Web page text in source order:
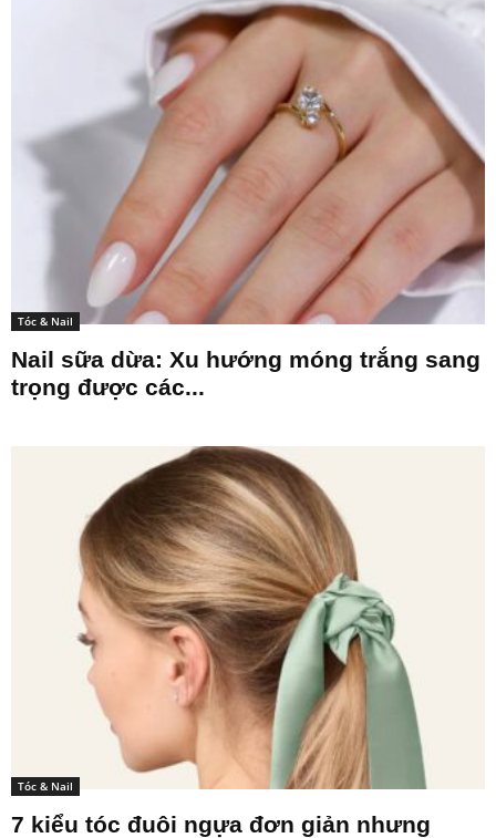
Tóc & Nail
Nail sữa dừa: Xu hướng móng trắng sang
trọng được các...
Tóc & Nail
7 kiểu tóc đuôi ngựa đơn giản nhưng